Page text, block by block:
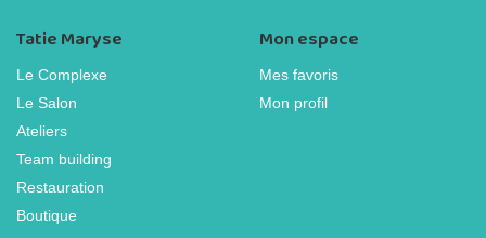
Tatie Maryse
Le Complexe
Le Salon
Ateliers
Team building
Restauration
Boutique
Mon espace
Mes favoris
Mon profil